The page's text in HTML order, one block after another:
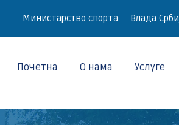
Министарство спорта Влада
Почетна О нама Услуге